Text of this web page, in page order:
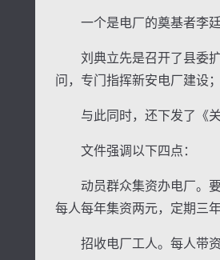
一个是电厂的奠基者李廷
刘典立先是召开了县委扩
问，专门指挥新安电厂建设
与此同时，还下发了《关
文件强调以下四点：
动员群众集资办电厂。要
每人每年集资两元，定期三
招收电厂工人。每人带资